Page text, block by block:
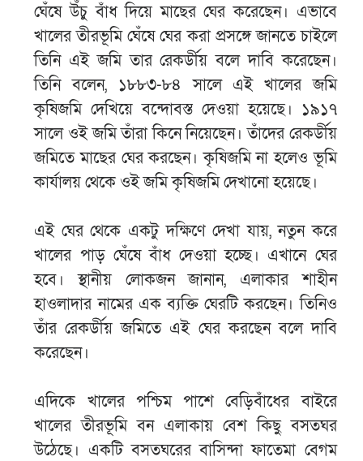
ঘেঁষে উঁচু বাঁধ দিয়ে মাছের ঘের করেছেন। এভাবে
খালের তীরভূমি ঘেঁষে ঘের করা প্রসঙ্গে জানতে চাইলে
তিনি এই জমি তার রেকর্ডীয় বলে দাবি করেছেন।
তিনি বলেন, ১৮৮৩-৮৪ সালে এই খালের জমি
কৃষিজমি দেখিয়ে বন্দোবস্ত দেওয়া হয়েছে। ১৯১৭
সালে ওই জমি তাঁরা কিনে নিয়েছেন। তাঁদের রেকর্ডীয়
জমিতে মাছের ঘের করছেন। কৃষিজমি না হলেও ভূমি
কার্যালয় থেকে ওই জমি কৃষিজমি দেখানো হয়েছে।
এই ঘের থেকে একটু দক্ষিণে দেখা যায়, নতুন করে
খালের পাড় ঘেঁষে বাঁধ দেওয়া হচ্ছে। এখানে ঘের
হবে। স্থানীয় লোকজন জানান, এলাকার শাহীন
হাওলাদার নামের এক ব্যক্তি ঘেরটি করছেন। তিনিও
তাঁর রেকর্ডীয় জমিতে এই ঘের করছেন বলে দাবি
করেছেন।
এদিকে খালের পশ্চিম পাশে বেড়িবাঁধের বাইরে
খালের তীরভূমি বন এলাকায় বেশ কিছু বসতঘর
উঠেছে। একটি বসতঘরের বাসিন্দা ফাতেমা বেগম